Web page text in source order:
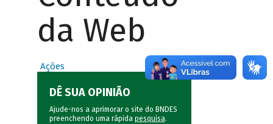
da Web
Ações
DÊ SUA OPINIÃO
Ajude-nos a aprimorar o site do BNDES
preenchendo uma rápida pesquisa.